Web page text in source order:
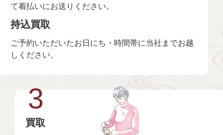
て着払いにお送りください。
持込買取
ご予約いただいたお日にち・時間帯に当社までお越
しください。
3
買取